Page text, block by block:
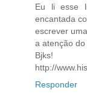
Eu li esse
encantada
escrever
a atenção
Bjks!
http://
Responder